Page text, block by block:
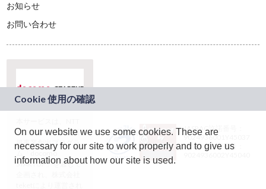
お知らせ
お問い合わせ
ドコモグループの新
規事業創出プログラ
ム「docomo
STARTUP」を通じて
JASRAC許諾番号：
9024936001Y45037
JASRAC許諾番号：
On our website we use some cookies. These are
necessary for our site to work properly and to give us
information about how our site is used.